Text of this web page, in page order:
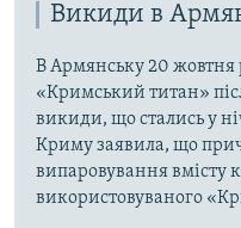
Викиди в
В Армянську 20 жовтня
«Кримський титан»
викиди, що стались у
Криму заявила, що
випаровування вмісту
використовуваного